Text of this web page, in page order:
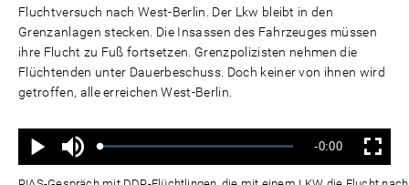
Fluchtversuch nach West-Berlin. Der Lkw bleibt in den
Grenzanlagen stecken. Die Insassen des Fahrzeuges müssen
ihre Flucht zu Fuß fortsetzen. Grenzpolizisten nehmen die
Flüchtenden unter Dauerbeschuss. Doch keiner von ihnen wird
getroffen, alle erreichen West-Berlin.
Wiedergabe
Ton
aus
Geladen:
Status:
Verbleibende
Zeit
-0:00 Vollbild